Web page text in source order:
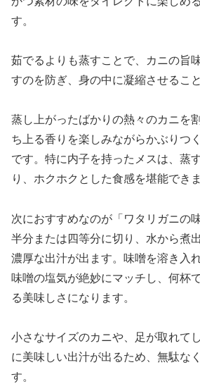
す。
茹でるよりも蒸すことで、カニの旨
すのを防ぎ、身の中に凝縮させるこ
蒸し上がったばかりの熱々のカニを
ち上る香りを楽しみながらかぶりつ
です。特に内子を持ったメスは、蒸
り、ホクホクとした食感を堪能できま
次におすすめなのが「ワタリガニの
半分または四等分に切り、水から煮
濃厚な出汁が出ます。味噌を溶き入
味噌の塩気が絶妙にマッチし、何杯
る美味しさになります。
小さなサイズのカニや、足が取れて
に美味しい出汁が出るため、無駄な
す。